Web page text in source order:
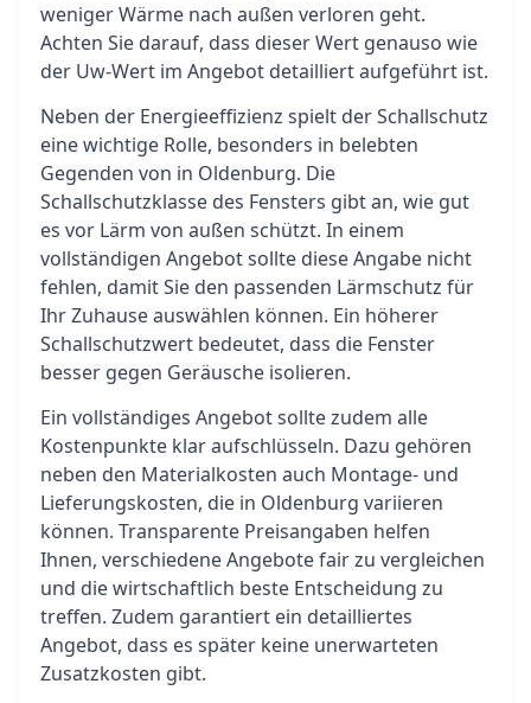
weniger Wärme nach außen verloren geht.
Achten Sie darauf, dass dieser Wert genauso wie
der Uw-Wert im Angebot detailliert aufgeführt ist.
Neben der Energieeffizienz spielt der Schallschutz
eine wichtige Rolle, besonders in belebten
Gegenden von in Oldenburg. Die
Schallschutzklasse des Fensters gibt an, wie gut
es vor Lärm von außen schützt. In einem
vollständigen Angebot sollte diese Angabe nicht
fehlen, damit Sie den passenden Lärmschutz für
Ihr Zuhause auswählen können. Ein höherer
Schallschutzwert bedeutet, dass die Fenster
besser gegen Geräusche isolieren.
Ein vollständiges Angebot sollte zudem alle
Kostenpunkte klar aufschlüsseln. Dazu gehören
neben den Materialkosten auch Montage- und
Lieferungskosten, die in Oldenburg variieren
können. Transparente Preisangaben helfen
Ihnen, verschiedene Angebote fair zu vergleichen
und die wirtschaftlich beste Entscheidung zu
treffen. Zudem garantiert ein detailliertes
Angebot, dass es später keine unerwarteten
Zusatzkosten gibt.